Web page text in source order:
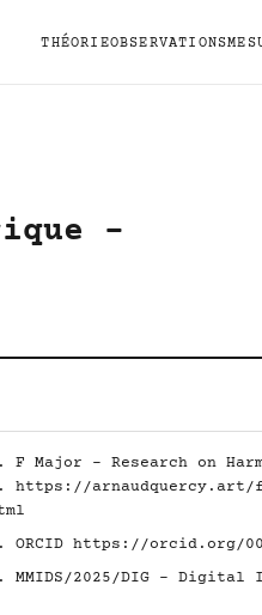
THÉORIEOBSERVATIONS
-
F Major - Research on
https://arnaudquercy.art/
https://orcid.org/
2025/DIG - Digital